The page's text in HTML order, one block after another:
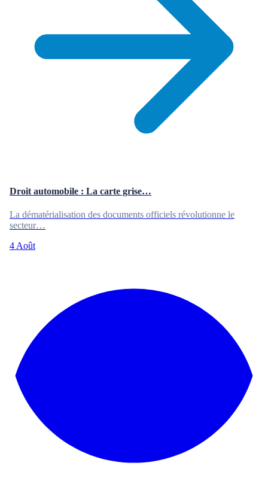
Droit automobile : La carte grise…
La dématérialisation des documents officiels révolutionne le
secteur…
4 Août